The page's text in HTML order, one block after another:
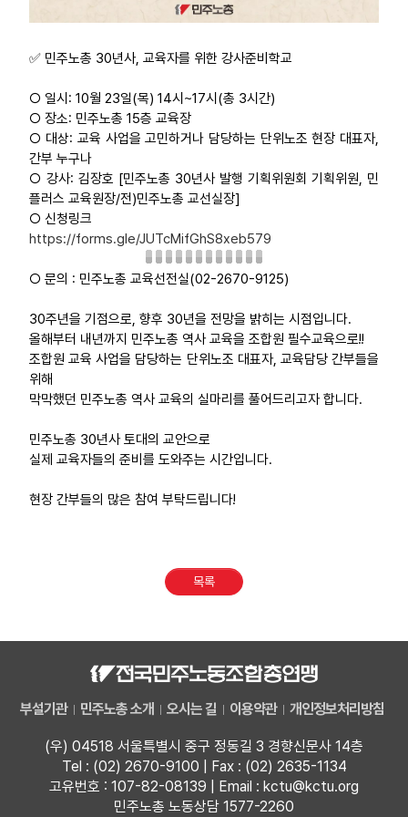
✅ 민주노총 30년사, 교육자를 위한 강사준비학교
○ 일시: 10월 23일(목) 14시~17시(총 3시간)
○ 장소: 민주노총 15층 교육장
○ 대상: 교육 사업을 고민하거나 담당하는 단위노조 현장 대표자,
간부 누구나
○ 강사: 김장호 [민주노총 30년사 발행 기획위원회 기획위원, 민
플러스 교육원장/전)민주노총 교선실장]
○ 신청링크
https://forms.gle/JUTcMifGhS8xeb579
○ 문의 : 민주노총 교육선전실(02-2670-9125)
30주년을 기점으로, 향후 30년을 전망을 밝히는 시점입니다.
올해부터 내년까지 민주노총 역사 교육을 조합원 필수교육으로!!
조합원 교육 사업을 담당하는 단위노조 대표자, 교육담당 간부들을
위해
막막했던 민주노총 역사 교육의 실마리를 풀어드리고자 합니다.
민주노총 30년사 토대의 교안으로
실제 교육자들의 준비를 도와주는 시간입니다.
현장 간부들의 많은 참여 부탁드립니다!
목록
부설기관 민주노총 소개 오시는 길 이용약관 개인정보처리방침
(우) 04518 서울특별시 중구 정동길 3 경향신문사 14층
Tel : (02) 2670-9100 | Fax : (02) 2635-1134
고유번호 : 107-82-08139 | Email : kctu@kctu.org
민주노총 노동상담 1577-2260